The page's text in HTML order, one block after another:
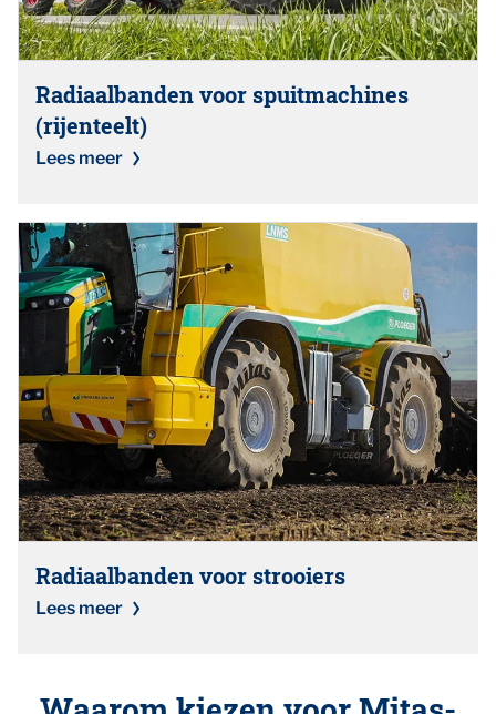
Radiaalbanden voor spuitmachines
(rijenteelt)
Lees meer
Radiaalbanden voor strooiers
Lees meer